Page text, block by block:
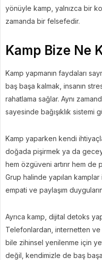
yönüyle kamp, yalnızca bir
zamanda bir felsefedir.
Kamp Bize Ne
Kamp yapmanın faydaları
baş başa kalmak, insanın
rahatlama sağlar. Aynı
sayesinde bağışıklık sistemi
Kamp yaparken kendi
doğada pişirmek ya da
hem özgüveni artırır hem
Grup halinde yapılan
empati ve paylaşım
Ayrıca kamp, dijital detoks
Telefonlardan, internetten
bile zihinsel yenilenme için
değil, kendimizle de baş başa